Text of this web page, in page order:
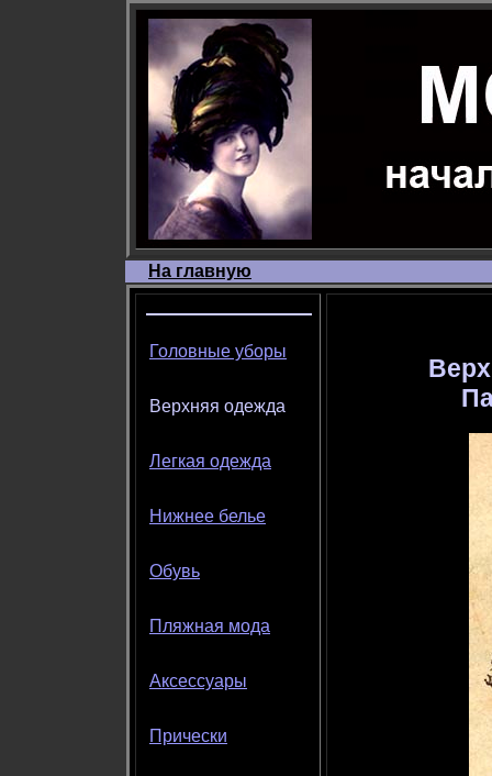
На главную
Головные уборы
Верхняя одежда
Легкая одежда
Нижнее белье
Обувь
Пляжная мода
Аксессуары
Прически